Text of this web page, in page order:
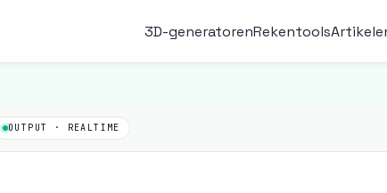
3D-generatorenRekentools
OUTPUT · REALTIME